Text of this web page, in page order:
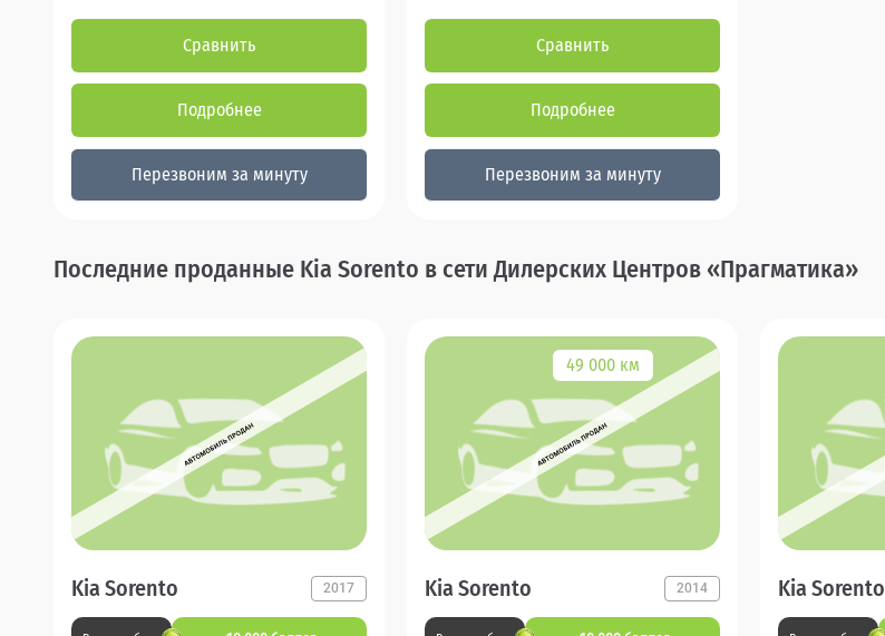
Сравнить
Подробнее
Перезвоним за минуту
Сравнить
Подробнее
Перезвоним за минуту
Последние проданные Kia Sorento в сети Дилерских Центров «Прагматика»
Kia Sorento 2017
49 000 км
Kia Sorento 2014 Kia Sorento